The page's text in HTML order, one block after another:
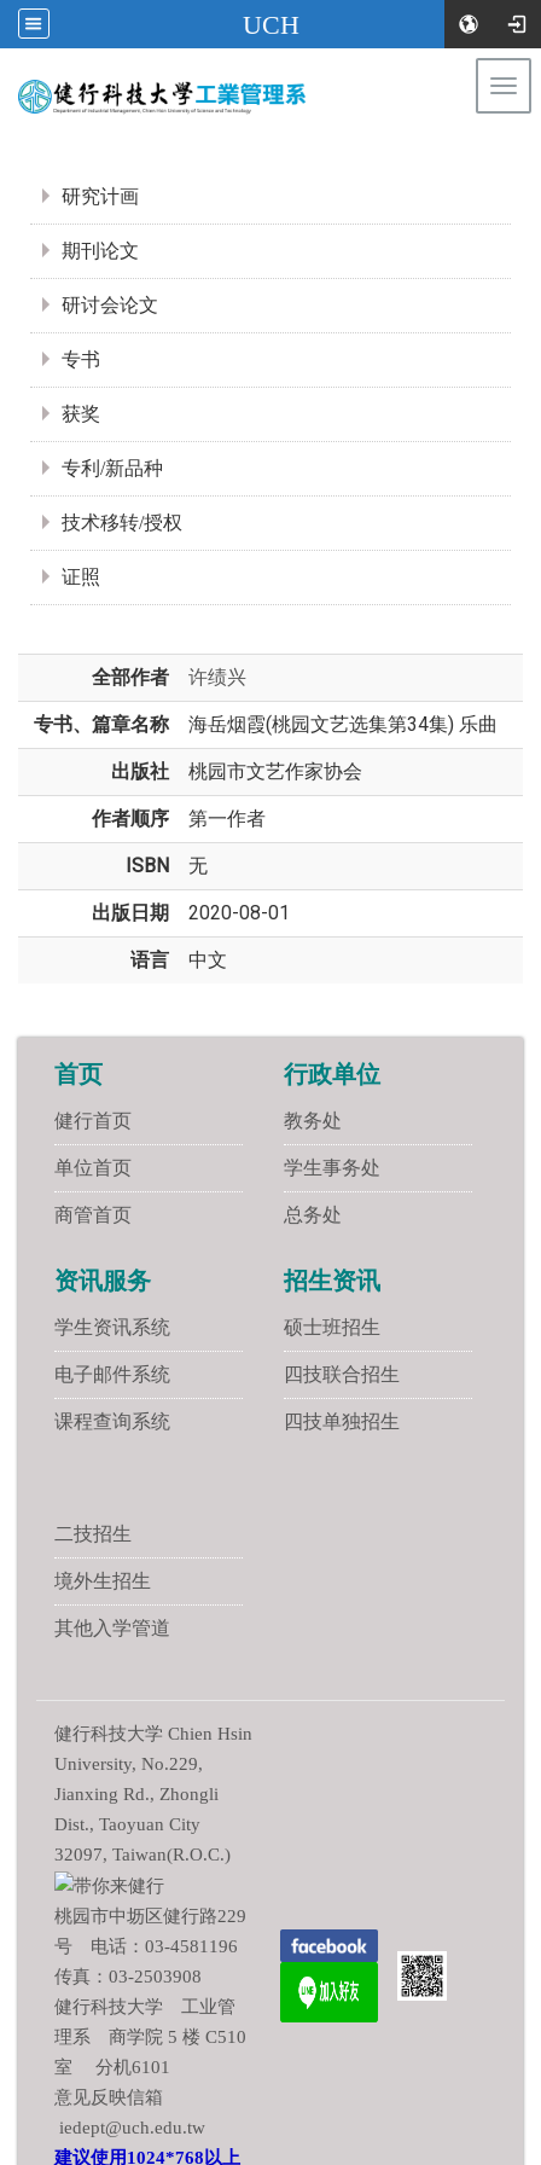
UCH
研究计画
期刊论文
研讨会论文
专书
获奖
专利/新品种
技术移转/授权
证照
全部作者 许绩兴
专书、篇章名称 海岳烟霞(桃园文艺选集第34集) 乐曲
出版社 桃园市文艺作家协会
作者顺序 第一作者
ISBN 无
出版日期 2020-08-01
语言 中文
首页
健行首页
单位首页
商管首页
行政单位
教务处
学生事务处
总务处
资讯服务
学生资讯系统
电子邮件系统
课程查询系统
招生资讯
硕士班招生
四技联合招生
四技单独招生
二技招生
境外生招生
其他入学管道
健行科技大学 Chien Hsin
University, No.229,
Jianxing Rd., Zhongli
Dist., Taoyuan City
32097, Taiwan(R.O.C.)
桃园市中坜区健行路229
号 电话：03-4581196
传真：03-2503908
健行科技大学 工业管
理系 商学院 5 楼 C510
室 分机6101
意见反映信箱
iedept@uch.edu.tw
建议使用1024*768以上